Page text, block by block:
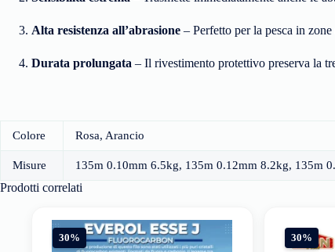
Alta resistenza all’abrasione – Perfetto per la pesca in
Durata prolungata – Il rivestimento protettivo preserva la
Colore Rosa, Arancio
Misure 135m 0.10mm 6.5kg, 135m 0.12mm 8.2kg, 135m
Prodotti correlati
30% 30%